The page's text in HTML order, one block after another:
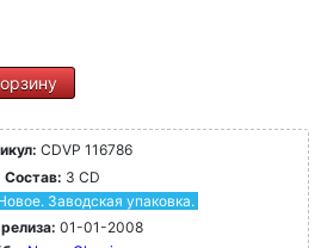
CDVP 116786
Состав: 3 CD
Заводская упаковка.
01-01-2008